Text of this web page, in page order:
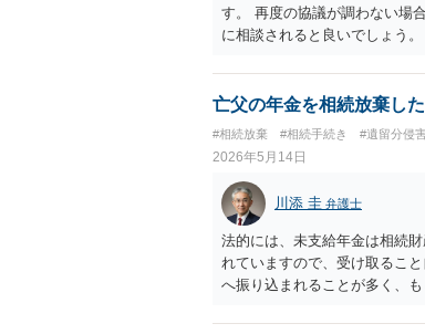
す。 再度の協議が調わない場
に相談されると良いでしょう。
亡父の年金を相続放棄し
#相続放棄 #相続手続き #遺留分侵
2026年5月14日
川添 圭 弁護士
法的には、未支給年金は相続
れていますので、受け取るこ
へ振り込まれることが多く、
ます。